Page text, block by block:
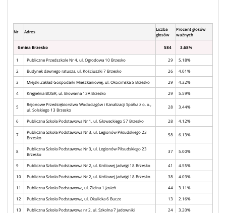
Nr Adres
Liczba
głosów
Procent głosów
ważnych
Gmina Brzesko 584 3.68%
1 Publiczne Przedszkole Nr 4, ul. Ogrodowa 10 Brzesko 29
5.18%
2
Budynek dawnego ratusza, ul. Kościuszki 7 Brzesko 26
4.01%
3
Miejski Zakład Gospodarki Mieszkaniowej, ul. Okocimska 5 Brzesko 29
4.32%
4
Kręgielnia BOSiR, ul. Browarna 13A Brzesko 29 5.59%
5
Rejonowe Przedsiębiorstwo Wodociągów i Kanalizacji Spółka z o. o.,
ul. Solskiego 13 Brzesko
28 3.44%
6 Publiczna Szkoła Podstawowa Nr 1, ul. Głowackiego 57 Brzesko 28 4.12%
7
Publiczna Szkoła Podstawowa Nr 3, ul. Legionów Piłsudskiego 23
Brzesko
58 6.13%
8
Publiczna Szkoła Podstawowa Nr 3, ul. Legionów Piłsudskiego 23
Brzesko
37 5.00%
9 Publiczna Szkoła Podstawowa Nr 2, ul. Królowej Jadwigi 18 Brzesko 41
4.55%
10
Publiczna Szkoła Podstawowa Nr 2, ul. Królowej Jadwigi 18 Brzesko 38
4.03%
11
Publiczna Szkoła Podstawowa, ul. Zielna 1 Jasień 44
3.11%
12
Publiczna Szkoła Podstawowa, ul. Okulicka 6 Bucze 13
2.16%
13
Publiczna Szkoła Podstawowa nr 2, ul. Szkolna 7 Jadowniki 24
3.20%